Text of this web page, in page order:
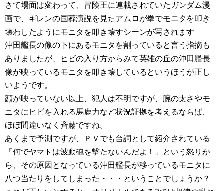
さて場面は変わって、冒険王に連載されていたガンダム漫
画で、ギレンの国葬演説を見たアムロが拳でモニタを叩き
壊わしたようにモニタを叩き壊すシーンが写されます
沖田艦長の像の下にあるモニタを割っていると言う指摘も
ありましたが、ヒビの入り方からみて英雄の丘の沖田艦長
像が映っているモニタを叩き壊しているというほうが正し
いようです。
顔が映っていない以上、犯人は不明ですが、腕の太さやモ
ニタにヒビを入れる馬鹿力など状況証拠を考えるならば、
ほぼ間違いなく斉藤ですね。
あくまで予測ですが、ＰＶでも台詞として紹介されている
「何でヤマトは波動砲を撃たないんだよ！」という怒りか
ら、その原因となっている沖田艦長が移っているモニタに
八つ当たりをしてしまった・・・ということでしょうか？